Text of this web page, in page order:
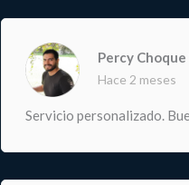
Percy
Hace 2 meses
Servicio personalizado.